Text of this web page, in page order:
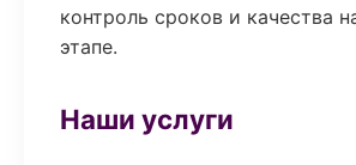
контроль сроков и качества
этапе.
Наши услуги